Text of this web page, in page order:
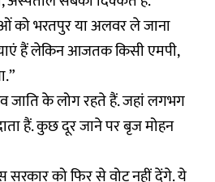
को भरतपुर या अलवर ले जाना
हैं लेकिन आजतक किसी एमपी,
के लोग रहते हैं. जहां लगभग
हैं. कुछ दूर जाने पर बृज मोहन
को फिर से वोट नहीं देंगे. ये